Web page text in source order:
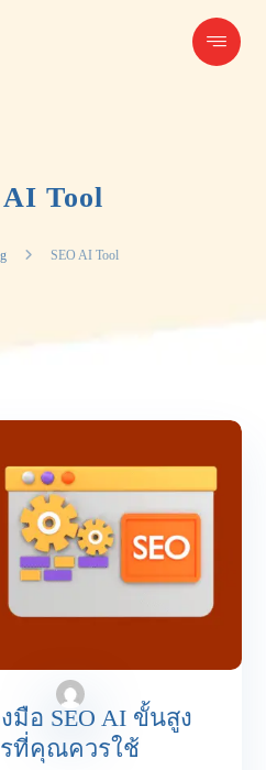
AI Tool
SEO AI Tool
อ SEO AI ขั้นสูง
รที่คุณควรใช้